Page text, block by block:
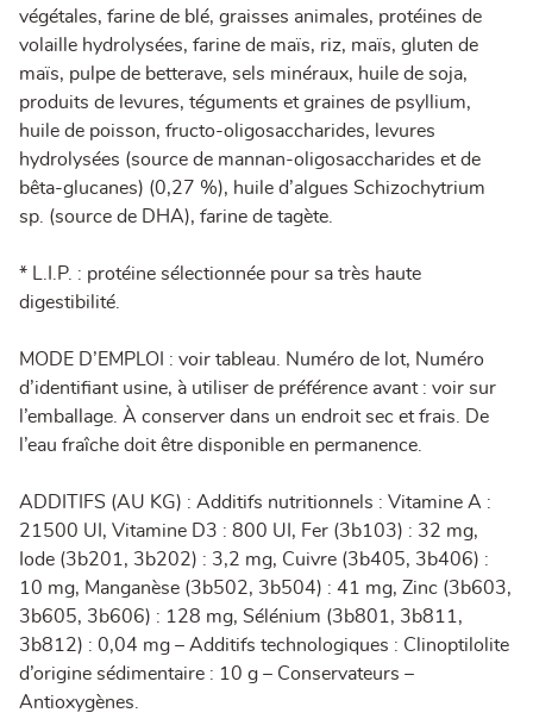
végétales, farine de blé, graisses animales, protéines de
volaille hydrolysées, farine de maïs, riz, maïs, gluten de
maïs, pulpe de betterave, sels minéraux, huile de soja,
produits de levures, téguments et graines de psyllium,
huile de poisson, fructo-oligosaccharides, levures
hydrolysées (source de mannan-oligosaccharides et de
bêta-glucanes) (0,27 %), huile d’algues Schizochytrium
sp. (source de DHA), farine de tagète.
* L.I.P. : protéine sélectionnée pour sa très haute
digestibilité.
MODE D’EMPLOI : voir tableau. Numéro de lot, Numéro
d’identifiant usine, à utiliser de préférence avant : voir sur
l’emballage. À conserver dans un endroit sec et frais. De
l’eau fraîche doit être disponible en permanence.
ADDITIFS (AU KG) : Additifs nutritionnels : Vitamine A :
21500 UI, Vitamine D3 : 800 UI, Fer (3b103) : 32 mg,
Iode (3b201, 3b202) : 3,2 mg, Cuivre (3b405, 3b406) :
10 mg, Manganèse (3b502, 3b504) : 41 mg, Zinc (3b603,
3b605, 3b606) : 128 mg, Sélénium (3b801, 3b811,
3b812) : 0,04 mg – Additifs technologiques : Clinoptilolite
d’origine sédimentaire : 10 g – Conservateurs –
Antioxygènes.